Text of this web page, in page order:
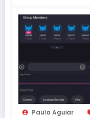
Paula Aguiar